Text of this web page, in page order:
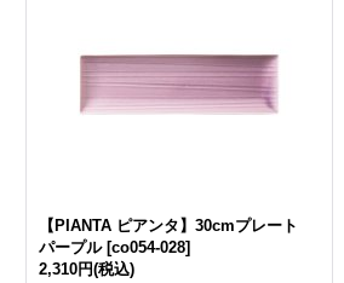
【PIANTA ピアンタ】30cmプレート
パープル [co054-028]
2,310円(税込)